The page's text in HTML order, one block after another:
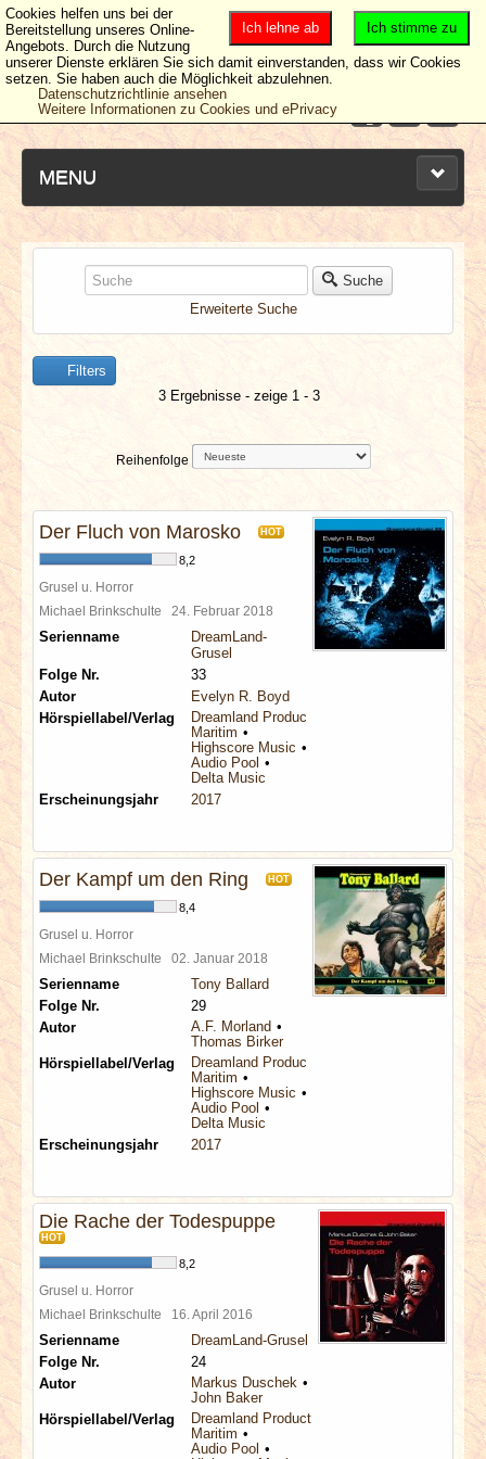
MENU
NEUESTE ARTIKEL
NEWS & DATES
BERICHTE
SPECIALS
REDAKTION
LINKS
ARCHIV
Suche
Erweiterte Suche
Filters
3 Ergebnisse - zeige 1 - 3
Reihenfolge
Der Fluch von Marosko HOT
8,2
Grusel u. Horror
Michael Brinkschulte 24. Februar 2018
Serienname
DreamLand-
Grusel
Folge Nr.
33
Autor
Evelyn R. Boyd
Hörspiellabel/Verlag
Dreamland Productions
Maritim
Highscore Music
Audio Pool
Delta Music
Erscheinungsjahr
2017
Der Kampf um den Ring HOT
8,4
Grusel u. Horror
Michael Brinkschulte 02. Januar 2018
Serienname
Tony Ballard
Folge Nr.
29
Autor
A.F. Morland
Thomas Birker
Hörspiellabel/Verlag
Dreamland Productions
Maritim
Highscore Music
Audio Pool
Delta Music
Erscheinungsjahr
2017
Die Rache der Todespuppe
HOT
8,2
Grusel u. Horror
Michael Brinkschulte 16. April 2016
Serienname
DreamLand-Grusel
Folge Nr.
24
Autor
Markus Duschek
John Baker
Hörspiellabel/Verlag
Dreamland Productions
Maritim
Audio Pool
Ich stimme zu
Ich lehne ab
Cookies helfen uns bei der
Bereitstellung unseres Online-
Angebots. Durch die Nutzung
unserer Dienste erklären Sie sich damit einverstanden, dass wir Cookies
setzen. Sie haben auch die Möglichkeit abzulehnen.
Datenschutzrichtlinie ansehen
Weitere Informationen zu Cookies und ePrivacy